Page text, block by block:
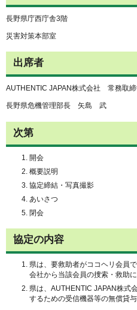
長野県庁西庁舎3階
災害対策本部室
出席者
AUTHENTIC JAPAN株式会社 常務
長野県危機管理部長 矢島 武
次第
開会
概要説明
協定締結・写真撮影
あいさつ
閉会
協定の内容
県は、要救助者がココヘリ会員
会社から当該会員の捜索・救助
県は、AUTHENTIC JAPAN株式
するための受信機器等の無償貸与